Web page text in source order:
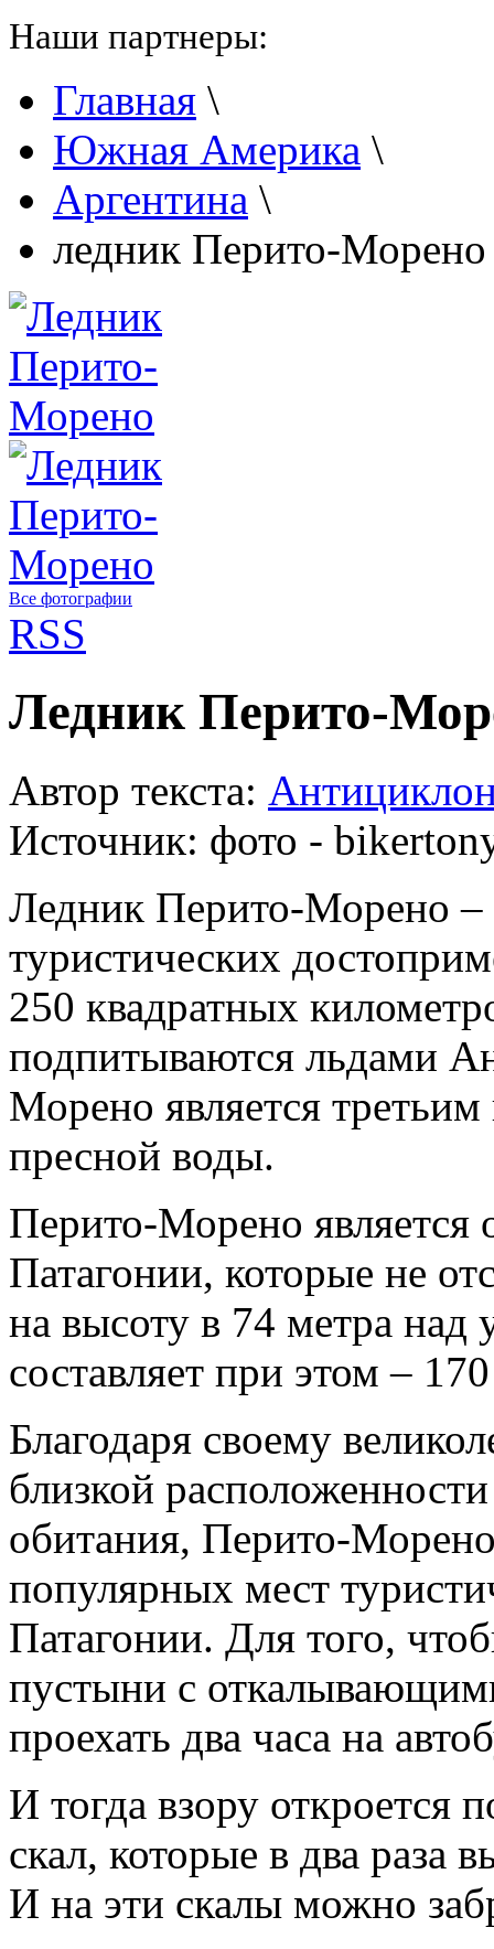
Наши партнеры:
Главная \
Южная Америка \
Аргентина \
ледник Перито-Морено
Все фотографии
RSS
Ледник Перито-
Автор текста:
Источник: фото -
Ледник Перито-Морено
туристических
250 квадратных
подпитываются льдами
Морено является
пресной воды.
Перито-Морено является
Патагонии, которые не
на высоту в 74 метра
составляет при этом –
Благодаря своему
близкой
обитания, Перито-
популярных мест
Патагонии. Для того,
пустыни с
проехать два часа на
И тогда взору откроется
скал, которые в два раза
И на эти скалы можно